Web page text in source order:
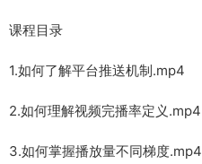
课程目录
1.如何了解平台推送机制.mp4
2.如何理解视频完播率定义.mp4
3.如何掌握播放量不同梯度.mp4